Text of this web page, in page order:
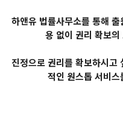
하앤유 법률사무소를 통해
용 없이 권리 확보
진정으로 권리를 확보하시고
적인 원스톱 서비